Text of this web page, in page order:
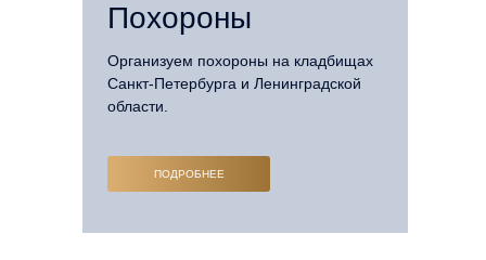
Организуем похороны на кладбищах
Санкт-Петербурга и Ленинградской
области.
Похороны
ПОДРОБНЕЕ